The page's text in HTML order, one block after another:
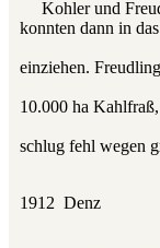
Kohler und
konnten dann in
der
einziehen.
1892 /
10.000 ha
schlug fehl wegen
1912